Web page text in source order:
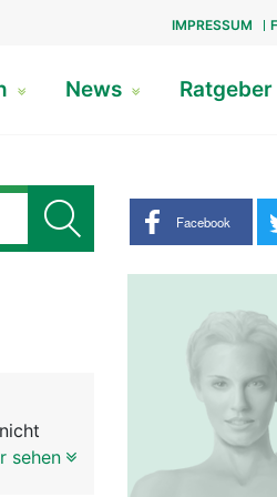
IMPRESSUM
News Ratgeber
Share buttons
Facebook
sehen